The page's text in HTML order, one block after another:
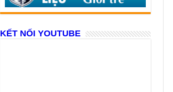
KẾT NỐI YOUTUBE